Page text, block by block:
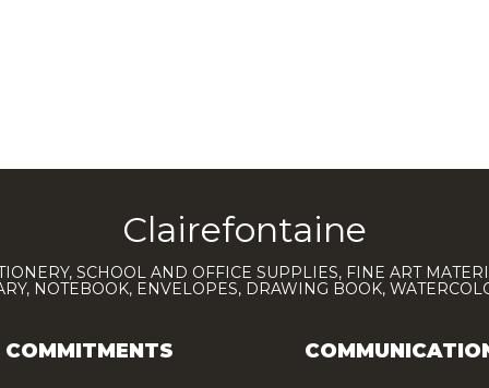
Clairefontaine
SCHOOL AND OFFICE SUPPLIES, FINE ART
NOTEBOOK, ENVELOPES, DRAWING BOOK,
COMMITMENTS